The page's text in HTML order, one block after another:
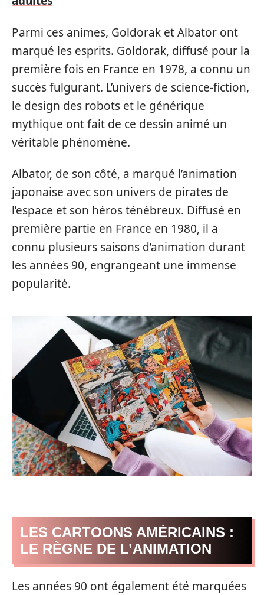
Parmi ces animes, Goldorak et Albator ont
marqué les esprits. Goldorak, diffusé pour la
première fois en France en 1978, a connu un
succès fulgurant. L’univers de science-fiction,
le design des robots et le générique
mythique ont fait de ce dessin animé un
véritable phénomène.
Albator, de son côté, a marqué l’animation
japonaise avec son univers de pirates de
l’espace et son héros ténébreux. Diffusé en
première partie en France en 1980, il a
connu plusieurs saisons d’animation durant
les années 90, engrangeant une immense
popularité.
LES CARTOONS AMÉRICAINS :
LE RÈGNE DE L’ANIMATION
Les années 90 ont également été marquées